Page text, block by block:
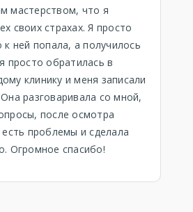
мастерством, что я
своих страхах. Я просто
к ней попала, а получилось
просто обратилась в
клинику и меня записали
разговаривала со мной,
после осмотра
есть проблемы и сделала
Огромное спасибо!